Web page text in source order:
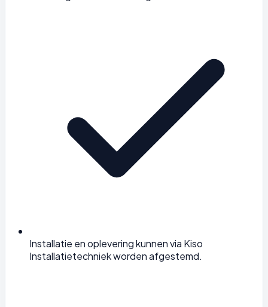
Installatie en oplevering kunnen via Kiso
Installatietechniek worden afgestemd.